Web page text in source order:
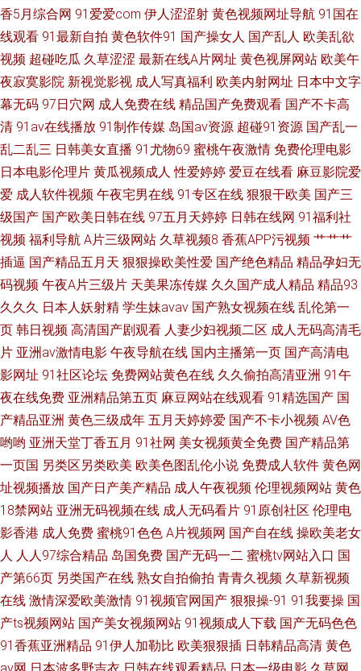
卡在线 亚洲影视精品高清 老司机日屄网 80s在线观看免费版高清 日本电影
午夜福利 大香伊人中文字幕精品 天堂网精品 国产午夜视频高清 影院蜜桃 国
产精品午夜福利天堂 看污网站 国产乱子伦一区二区三 亚洲欧美日韩一区在
线 久久电影免费观看电视剧软件 91精品啪在线观 热99这里 成人主播在线精
品 四虎影视最新的2020网址 国产欧美日韩一 亚洲情色图网站 久久青草看片
网站 91短视频app免费 起碰97在 成全视频免费观看在线观看 我的漂亮小后
妈 国产综合激情 在线成人a片 欧美成综合 99无码熟妇丰满人妻啪啪 日韩欧
美亚洲中 国产精品黑丝传媒 亚洲女被 久久青草线蕉国产 7723日本高清电影
欧美性交狂野 超碰碰激情 深爱激情婷婷伊人网 国产欧美黄 亚洲欧美日韩高
清电影 久亚洲AV无码专区A片 91免费链接 人成网站在线观看 成人天蚕91 神
香5月综合网 91爱爱com 伊人涩涩射 黄色视频网址导航 91国在
线观看 91最新自拍 黄色软件91 国产操女人 国产乱人 欧美乱欲
视频 超碰吃瓜 久草涩涩 最新在线A片网址 黄色视屏网站 欧美午
夜寂寞影院 新视觉影视 成人写真福利 欧美内射网址 日本中文字
幕无码 97日穴网 成人免费在线 精品国产免费观看 国产不卡高
清 91av在线播放 91制作传媒 岛国av资源 超碰91资源 国产乱一
乱二乱三 日韩美女直播 91尤物69 蜜桃午夜激情 免费伦理电影
日本电影伦理片 黄瓜视频成人 性爱婷婷 爱豆在线看 麻豆影院爱
爱 成人软件视频 午夜宅男在线 91专区在线 狠狠干欧美 国产三
级国产 国产欧美日韩在线 97五月天婷婷 日韩在线网 91福利社
视频 福利导航 A片三级网站 久草视频8 香蕉APP污视频 艹艹艹
插逼 国产精品五月天 狠狠操欧美性爱 国产绝色精品 精品孕妇无
码视频 午夜A片三级片 天美果冻传媒 久久国产成人精品 精品93
久久久 日本人妖射精 学生妹avav 国产熟女视频在线 乱伦第一
页 韩日视频 高清国产剧观看 人妻少妇视频二区 成人无码高清毛
片 亚洲av激情电影 午夜导航在线 国内主播第一页 国产高清电
影网址 91社区论坛 免费网站黄色在线 久久偷拍高清亚洲 91午
夜在线免费 亚洲精品第五页 麻豆网站在线观看 91精选国产 国
产精品亚洲 黄色三级成年 五月天婷婷爱 国产不卡小视频 AV色
哟哟 亚洲天堂丁香五月 91社网 美女视频黄全免费 国产精品第
一页国 另类区另类欧美 欧美色图乱伦小说 免费成人软件 黄色网
址视频播放 国产日产美产精品 成人午夜视频 伦理视频网站 黄色
18禁网站 亚洲无码视频在线 成人无码看片 91原创社区 伦理电
影香港 成人免费 蜜桃91色色 A片视频网 国产自在线 操欧美老女
人 人人97综合精品 岛国免费 国产无码一二 蜜桃tv网站入口 国
产第66页 另类国产在线 熟女自拍偷拍 青青久视频 久草新视频
在线 激情深爱欧美激情 91视频官网国产 狠狠操-91 91我要操 国
产ts视频网站 国产美女视频网站 91视频成人下载 国产无码色色
91香蕉亚洲精品 91伊人加勒比 欧美狠狠插 日韩精品高清 黄色